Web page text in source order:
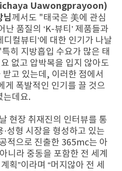
Uawongprayoon)
님께서도 "태국은 美에 관심
품질의 ‘K-뷰티’ 제품들과
컬뷰티’에 대한 인기가 나날
히 지방흡입 수요가 많은 태
없고 압박복을 입지 않아도
고 있는데, 이러한 점에서
게 폭발적인 인기를 끌 것으
는데요.
현장 취재진의 인터뷰를 통
·성형 시장을 형성하고 있는
적으로 진출한 365mc는 아
니라 중동을 포함한 전 세계
획”이라며 “머지않아 전 세